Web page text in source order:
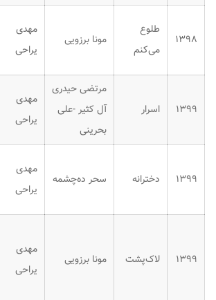
۱۳۹۸
طلوع
می‌کنم
مونا برزویی
مهدی
یراحی
۱۳۹۹ اسرار
مرتضی حیدری
آل کثیر -علی
بحرینی
مهدی
یراحی
۱۳۹۹ دخترانه سحر ده‌چشمه
مهدی
یراحی
۱۳۹۹ لاک‌پشت مونا برزویی
مهدی
یراحی